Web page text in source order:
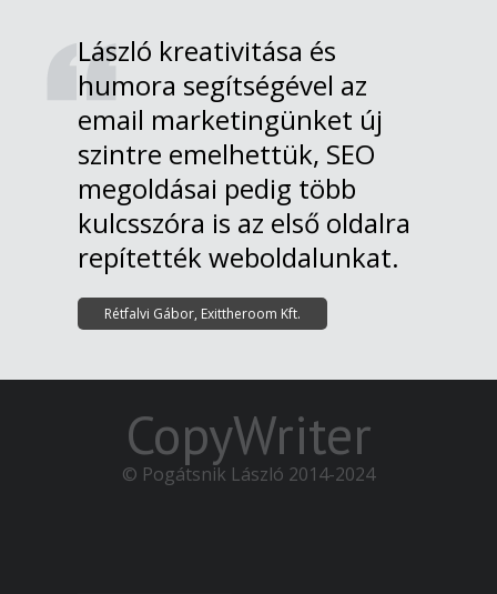
László kreativitása és
humora segítségével az
email marketingünket új
szintre emelhettük, SEO
megoldásai pedig több
kulcsszóra is az első oldalra
repítették weboldalunkat.
Rétfalvi Gábor, Exittheroom Kft.
CopyWriter
© Pogátsnik László 2014-2024